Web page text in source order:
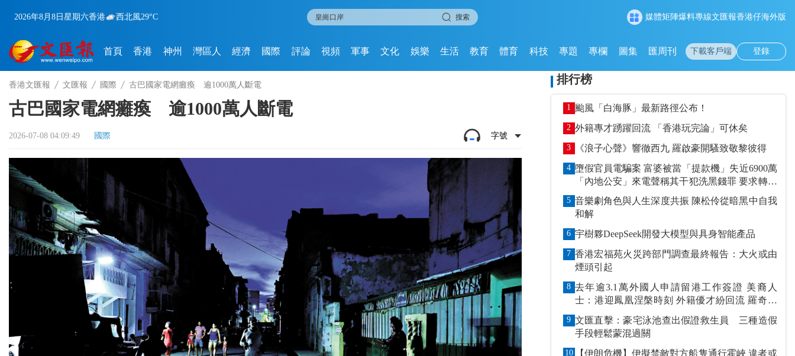
2026年8月8日 星期六香港 西北風29°C 搜索 媒體矩陣爆料專線文匯報香港仔海外版
首頁 香港 神州 灣區人 經濟 國際 評論 視頻 軍事 文化 娛樂 生活 教育 體育 科技 專題 專欄 圖集 匯周刊 下載客戶端 登錄
香港文匯報 文匯報 國際 古巴國家電網癱瘓 逾1000萬人斷電
古巴國家電網癱瘓 逾1000萬人斷電
2026-07-08 04:09:49 國際 字號
排行榜
1 颱風「白海豚」最新路徑公布！
2 外籍專才踴躍回流 「香港玩完論」可休矣
3 《浪子心聲》響徹西九 羅啟豪開騷致敬黎彼得
4 墮假官員電騙案 富婆被當「提款機」失近6900萬
「內地公安」來電聲稱其干犯洗黑錢罪 要求轉賬
到指定戶口作「保證金」
5 音樂劇角色與人生深度共振 陳松伶從暗黑中自我
和解
6 宇樹夥DeepSeek開發大模型與具身智能產品
7 香港宏福苑火災跨部門調查最終報告：大火或由
煙頭引起
8 去年逾3.1萬外國人申請留港工作簽證 美裔人
士：港迎鳳凰涅槃時刻 外籍優才紛回流 羅奇抹
黑論被打臉
9 文匯直擊：豪宅泳池查出假證救生員 三種造假
手段輕鬆蒙混過關
10
【伊朗危機】伊擬禁敵對方船隻通行霍峽 違者或